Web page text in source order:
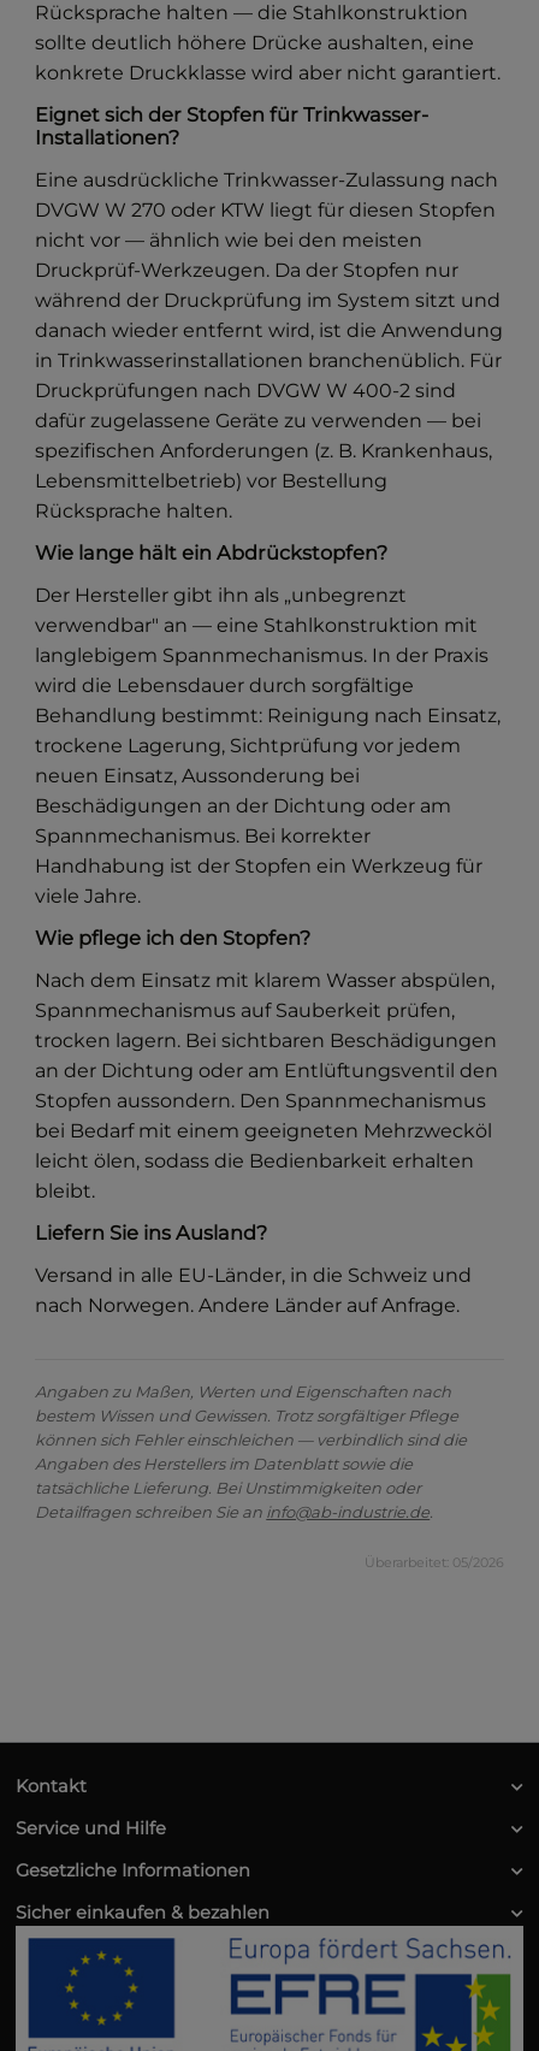
Rücksprache halten — die Stahlkonstruktion
sollte deutlich höhere Drücke aushalten, eine
konkrete Druckklasse wird aber nicht garantiert.
Eignet sich der Stopfen für Trinkwasser-
Installationen?
Eine ausdrückliche Trinkwasser-Zulassung nach
DVGW W 270 oder KTW liegt für diesen Stopfen
nicht vor — ähnlich wie bei den meisten
Druckprüf-Werkzeugen. Da der Stopfen nur
während der Druckprüfung im System sitzt und
danach wieder entfernt wird, ist die Anwendung
in Trinkwasserinstallationen branchenüblich. Für
Druckprüfungen nach DVGW W 400-2 sind
dafür zugelassene Geräte zu verwenden — bei
spezifischen Anforderungen (z. B. Krankenhaus,
Lebensmittelbetrieb) vor Bestellung
Rücksprache halten.
Wie lange hält ein Abdrückstopfen?
Der Hersteller gibt ihn als „unbegrenzt
verwendbar" an — eine Stahlkonstruktion mit
langlebigem Spannmechanismus. In der Praxis
wird die Lebensdauer durch sorgfältige
Behandlung bestimmt: Reinigung nach Einsatz,
trockene Lagerung, Sichtprüfung vor jedem
neuen Einsatz, Aussonderung bei
Beschädigungen an der Dichtung oder am
Spannmechanismus. Bei korrekter
Handhabung ist der Stopfen ein Werkzeug für
viele Jahre.
Wie pflege ich den Stopfen?
Nach dem Einsatz mit klarem Wasser abspülen,
Spannmechanismus auf Sauberkeit prüfen,
trocken lagern. Bei sichtbaren Beschädigungen
an der Dichtung oder am Entlüftungsventil den
Stopfen aussondern. Den Spannmechanismus
bei Bedarf mit einem geeigneten Mehrzwecköl
leicht ölen, sodass die Bedienbarkeit erhalten
bleibt.
Liefern Sie ins Ausland?
Versand in alle EU-Länder, in die Schweiz und
nach Norwegen. Andere Länder auf Anfrage.
Angaben zu Maßen, Werten und Eigenschaften nach
bestem Wissen und Gewissen. Trotz sorgfältiger Pflege
können sich Fehler einschleichen — verbindlich sind die
Angaben des Herstellers im Datenblatt sowie die
tatsächliche Lieferung. Bei Unstimmigkeiten oder
Detailfragen schreiben Sie an info@ab-industrie.de.
Überarbeitet: 05/2026
Kontakt
Service und Hilfe
Gesetzliche Informationen
Sicher einkaufen & bezahlen